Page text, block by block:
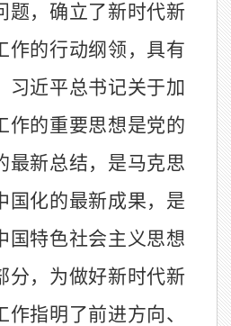
题，确立了新时代新
作的行动纲领，具有
习近平总书记关于加
作的重要思想是党的
最新总结，是马克思
国化的最新成果，是
国特色社会主义思想
分，为做好新时代新
作指明了前进方向、